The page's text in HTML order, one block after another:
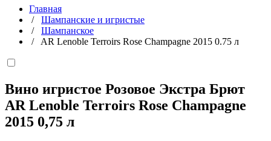
Главная
/ Шампанские и игристые
/ Шампанское
/ AR Lenoble Terroirs Rose Champagne 2015 0.75 л
Вино игристое Розовое Экстра Брют
AR Lenoble Terroirs Rose Champagne
2015 0,75 л